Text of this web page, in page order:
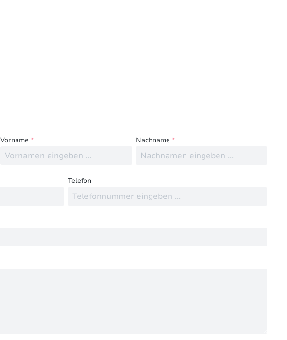
Ihre Erfahrungen mit anderen.
Vorname* Nachname *
Telefon